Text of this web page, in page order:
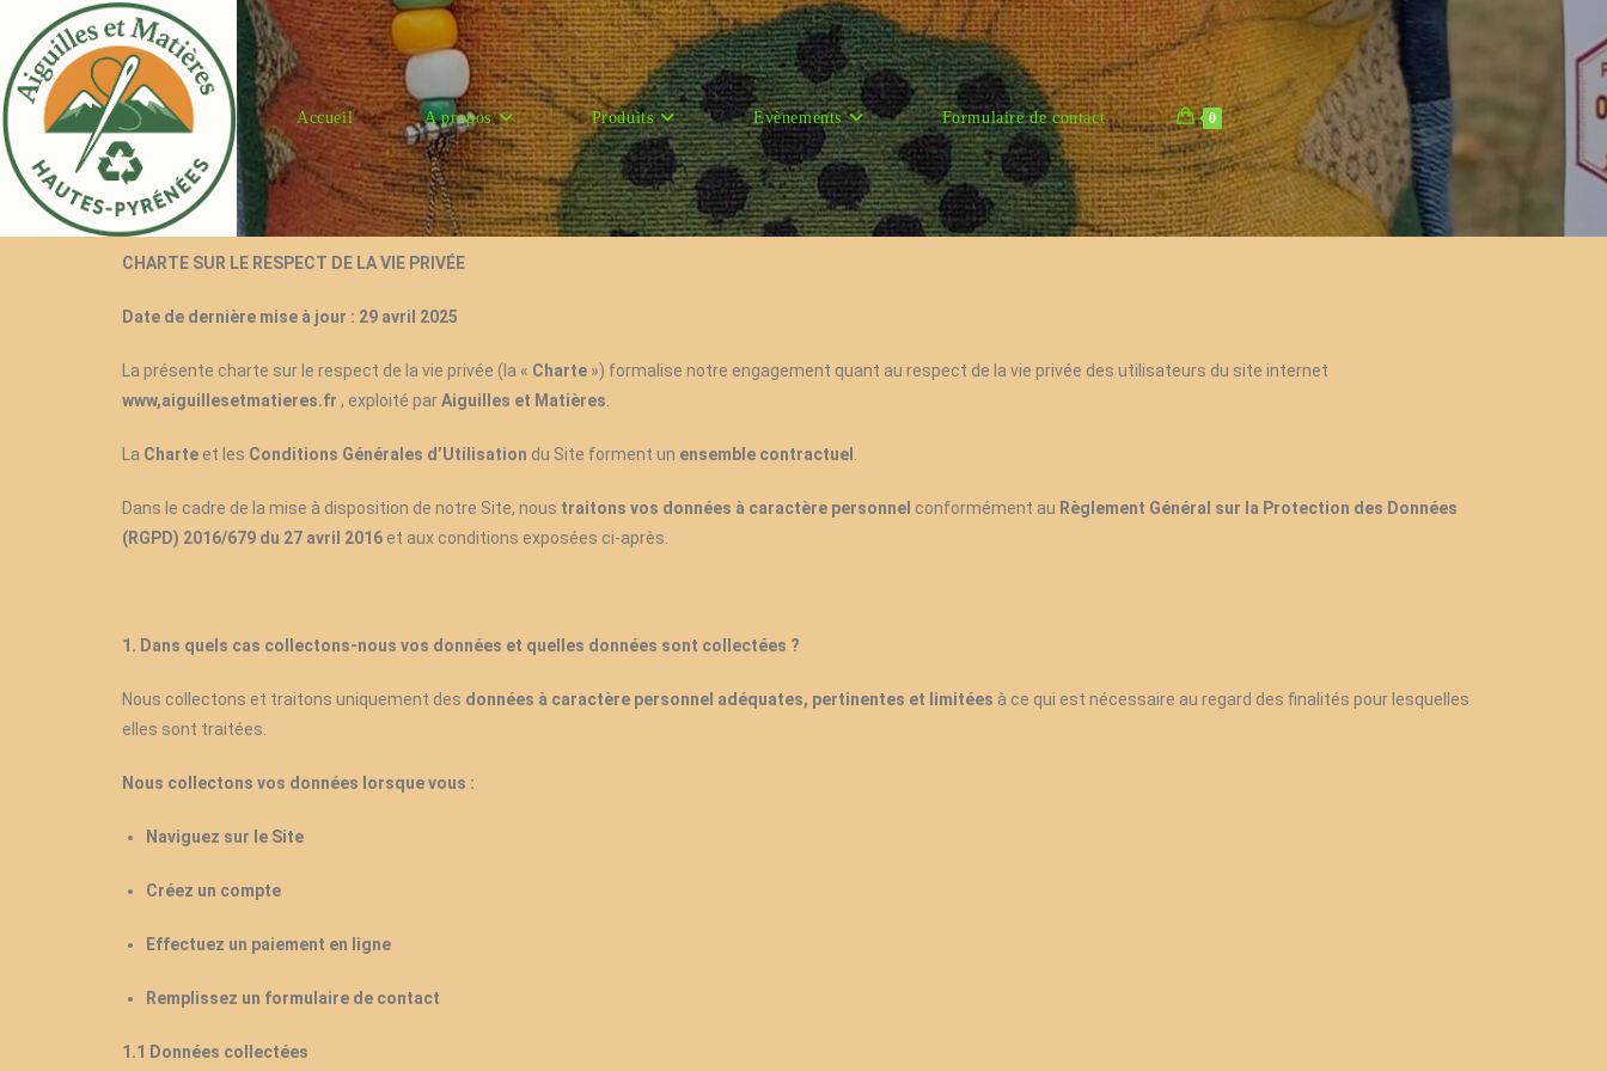
Accueil A propos Produits Evènements Formulaire de contact 0
CHARTE SUR LE RESPECT DE LA VIE PRIVÉE
Date de dernière mise à jour : 29 avril 2025
La présente charte sur le respect de la vie privée (la « Charte ») formalise notre engagement quant au respect de la vie privée des utilisateurs du site internet
www,aiguillesetmatieres.fr , exploité parAiguilles et Matières
La Charte et les Conditions Générales d’Utilisation du Site forment un ensemble contractuel
Dans le cadre de la mise à disposition de notre Site, nous traitons vos données à caractère personnel conformément au Règlement Général sur la Protection des Données
(RGPD) 2016/679 du 27 avril 2016 et aux conditions exposées ci-après.
1. Dans quels cas collectons-nous vos données et quelles données sont collectées ?
Nous collectons et traitons uniquement des données à caractère personnel adéquates, pertinentes et limitées à ce qui est nécessaire au regard des finalités pour lesquelles
elles sont traitées.
Nous collectons vos données lorsque vous :
Naviguez sur le Site
Créez un compte
Effectuez un paiement en ligne
Remplissez un formulaire de contact
1.1 Données collectées